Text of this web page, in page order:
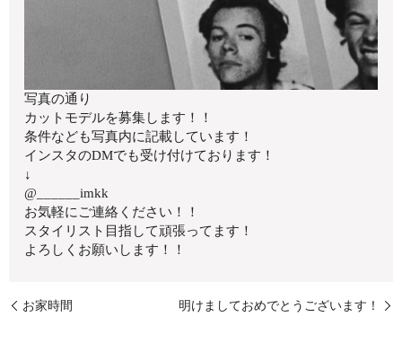
写真の通り
カットモデルを募集します！！
条件なども写真内に記載しています！
インスタのDMでも受け付けております！
↓
@______imkk
お気軽にご連絡ください！！
スタイリスト目指して頑張ってます！
よろしくお願いします！！
お家時間 明けましておめでとうございます！